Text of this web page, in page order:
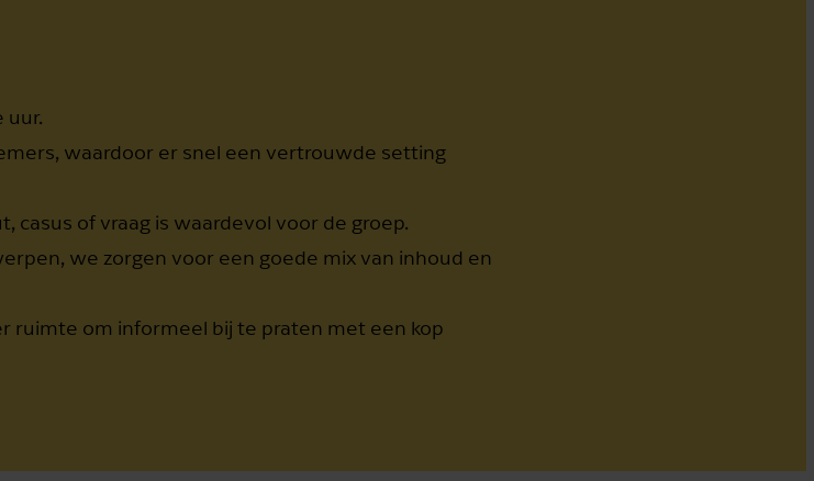
uur.
waardoor er snel een vertrouwde setting
of vraag is waardevol voor de groep.
we zorgen voor een goede mix van inhoud en
ruimte om informeel bij te praten met een kop